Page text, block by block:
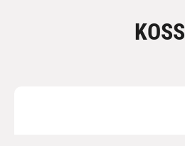
KOSS